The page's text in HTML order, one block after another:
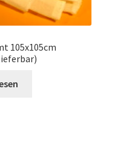
105x105cm